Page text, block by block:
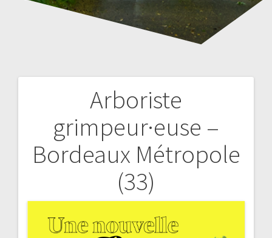
Arboriste
grimpeur·euse –
Bordeaux Métropole
(33)
Navigation
l’article